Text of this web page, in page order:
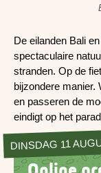
De eilanden Bali
spectaculaire
stranden. Op de
bijzondere manier.
en passeren de
eindigt op het
DINSDAG 11